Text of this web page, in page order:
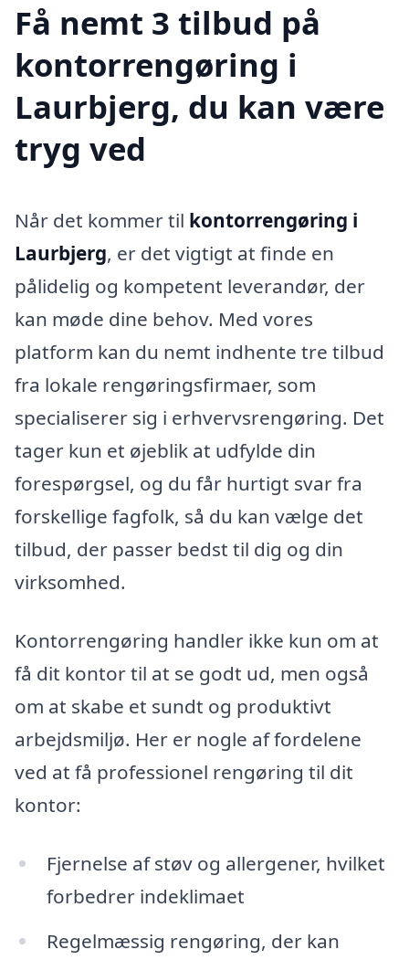
Få nemt 3 tilbud på
kontorrengøring i
Laurbjerg, du kan være
tryg ved
Når det kommer til kontorrengøring i
Laurbjerg, er det vigtigt at finde en
pålidelig og kompetent leverandør, der
kan møde dine behov. Med vores
platform kan du nemt indhente tre tilbud
fra lokale rengøringsfirmaer, som
specialiserer sig i erhvervsrengøring. Det
tager kun et øjeblik at udfylde din
forespørgsel, og du får hurtigt svar fra
forskellige fagfolk, så du kan vælge det
tilbud, der passer bedst til dig og din
virksomhed.
Kontorrengøring handler ikke kun om at
få dit kontor til at se godt ud, men også
om at skabe et sundt og produktivt
arbejdsmiljø. Her er nogle af fordelene
ved at få professionel rengøring til dit
kontor:
Fjernelse af støv og allergener, hvilket
forbedrer indeklimaet
Regelmæssig rengøring, der kan